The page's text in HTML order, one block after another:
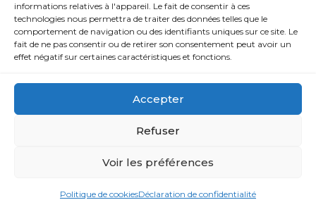
informations relatives à l'appareil. Le fait de consentir à ces
technologies nous permettra de traiter des données telles que le
comportement de navigation ou des identifiants uniques sur ce site. Le
fait de ne pas consentir ou de retirer son consentement peut avoir un
effet négatif sur certaines caractéristiques et fonctions.
Accepter
Refuser
Voir les préférences
Politique de cookiesDéclaration de confidentialité
 450 654-3342
 info@charlesrajotte.com
765, rue Notre-Dame
Copyright © Charles E. Rajotte complexe funéraire 2024 –
Triaxe